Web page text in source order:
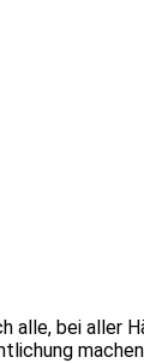
alle, bei aller